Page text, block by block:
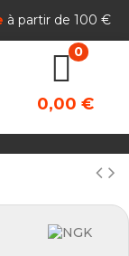
à partir de 100 €
0,00 €